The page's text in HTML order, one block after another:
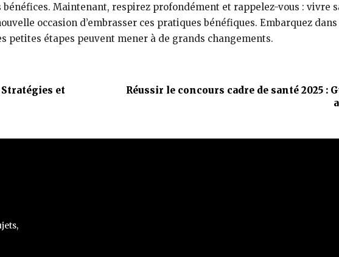
Maintenant, respirez profondément et rappelez-vous : vivre
occasion d’embrasser ces pratiques bénéfiques. Embarquez
petites étapes peuvent mener à de grands changements.
et
Réussir le concours cadre de santé 2025 :